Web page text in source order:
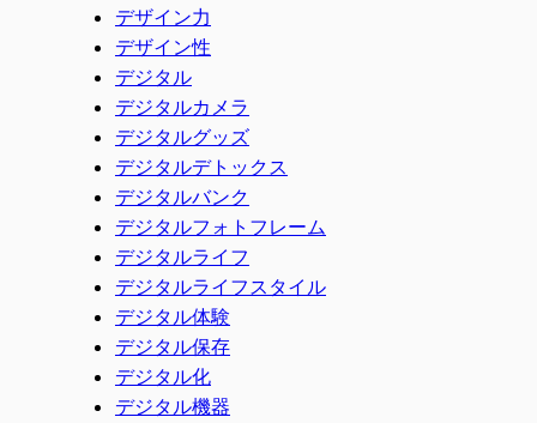
デザイン力
デザイン性
デジタル
デジタルカメラ
デジタルグッズ
デジタルデトックス
デジタルバンク
デジタルフォトフレーム
デジタルライフ
デジタルライフスタイル
デジタル体験
デジタル保存
デジタル化
デジタル機器